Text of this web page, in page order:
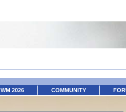
WM 2026 COMMUNITY